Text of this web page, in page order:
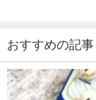
おすすめの記事